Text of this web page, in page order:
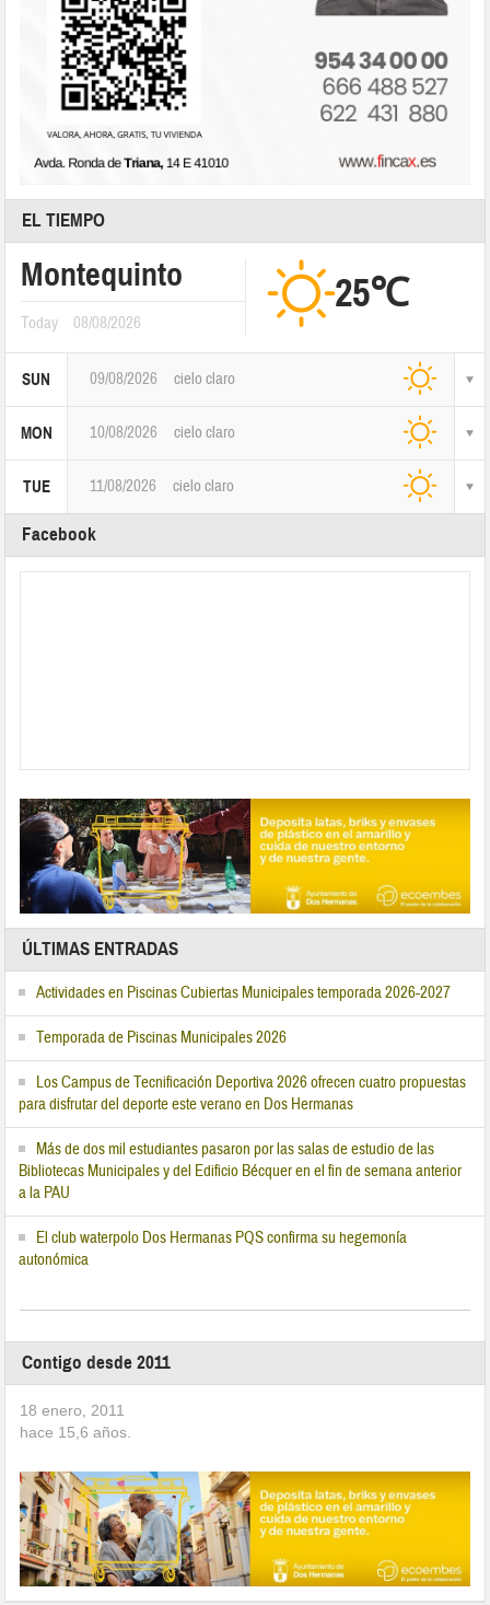
EL TIEMPO
Montequinto
Today 08/08/2026
25℃
SUN 09/08/2026 cielo claro
MON 10/08/2026 cielo claro
TUE 11/08/2026 cielo claro
Facebook
ÚLTIMAS ENTRADAS
Actividades en Piscinas Cubiertas Municipales temporada 2026-2027
Temporada de Piscinas Municipales 2026
Los Campus de Tecnificación Deportiva 2026 ofrecen cuatro propuestas
para disfrutar del deporte este verano en Dos Hermanas
Más de dos mil estudiantes pasaron por las salas de estudio de las
Bibliotecas Municipales y del Edificio Bécquer en el fin de semana anterior
a la PAU
El club waterpolo Dos Hermanas PQS confirma su hegemonía
autonómica
Contigo desde 2011
18 enero, 2011
hace 15,6 años.